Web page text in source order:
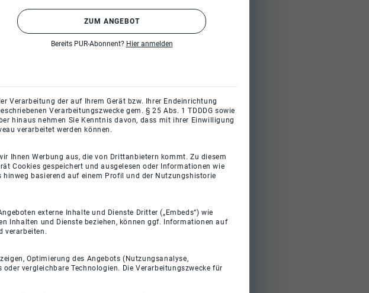
ZUM ANGEBOT
Bereits PUR-Abonnent? Hier anmelden
Verarbeitung der auf Ihrem Gerät bzw. Ihrer Endeinrichtung
Verarbeitungszwecke gem. § 25 Abs. 1 TDDDG sowie
hinaus nehmen Sie Kenntnis davon, dass mit ihrer Einwilligung
verarbeitet werden können.
Ihnen Werbung aus, die von Drittanbietern kommt. Zu diesem
Cookies gespeichert und ausgelesen oder Informationen wie
hinweg basierend auf einem Profil und der Nutzungshistorie
externe Inhalte und Dienste Dritter („Embeds“) wie
Inhalten und Dienste beziehen, können ggf. Informationen auf
verarbeiten.
Optimierung des Angebots (Nutzungsanalyse,
vergleichbare Technologien. Die Verarbeitungszwecke für